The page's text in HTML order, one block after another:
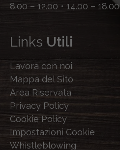
8.00 – 12.00 • 14.00 – 18.00
Links Utili
Lavora con noi
Mappa del Sito
Area Riservata
Privacy Policy
Cookie Policy
Impostazioni Cookie
Whistleblowing